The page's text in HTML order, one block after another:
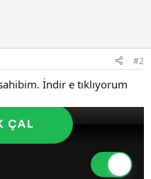
#2
İndir e tıklıyorum